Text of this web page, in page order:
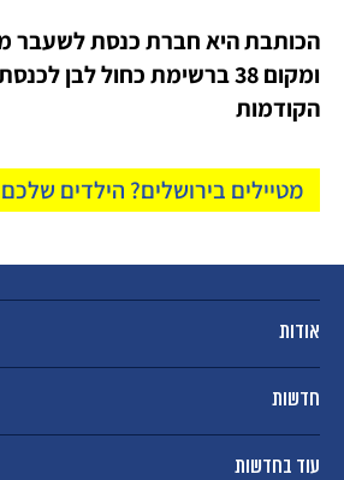
הכותבת היא חברת כנסת לשעבר
ומקום 38 ברשימת כחול לבן
הקודמות
מטיילים בירושלים? הילדים
אודות
חדשות
עוד בחדשות